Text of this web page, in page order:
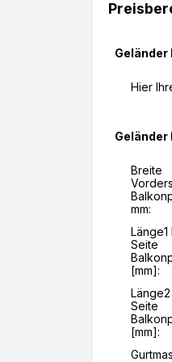
Geländer
Hier
Geländer
Breite
mm:
Länge1
Seite
[mm]:
Seite
[mm]: